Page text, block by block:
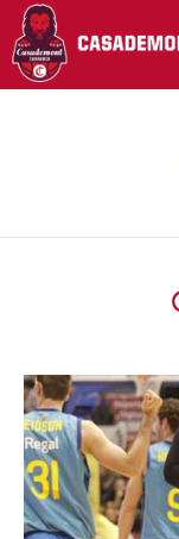
Pasar al contenido principal